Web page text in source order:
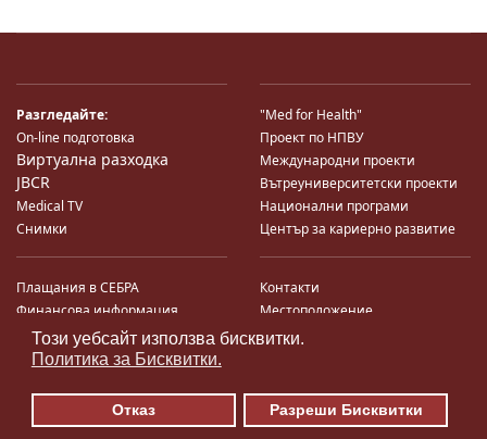
Този уебсайт използва бисквитки.
Политика за Бисквитки.
Отказ Разреши Бисквитки
Разгледайте:
On-line подготовка
Виртуална разходка
JBCR
Medical TV
Снимки
"Med for Health"
Проект по НПВУ
Международни проекти
Вътреуниверситетски проекти
Национални програми
Център за кариерно развитие
Плащания в СЕБРА
Финансова информация
Система за финансово упр-е и
контрол
Търгове по ЗДС
Контакти
Местоположение
Карта на сайта